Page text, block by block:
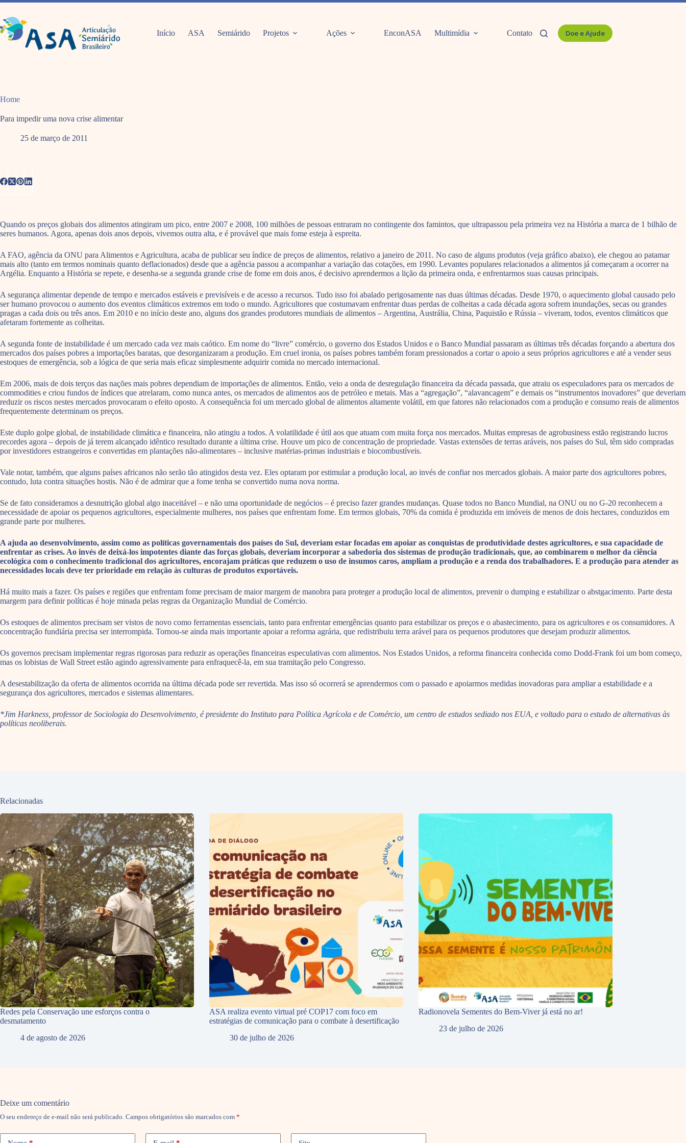
Pular
o
conteúdo
Início ASA Semiárido Projetos Ações EnconASA Multimídia Contato Doe e Ajude
Home
Para impedir uma nova crise alimentar
25 de março de 2011
Quando os preços globais dos alimentos atingiram um pico, entre 2007 e 2008, 100 milhões de pessoas entraram no contingente dos famintos, que ultrapassou pela primeira vez na História a marca de 1 bilhão de
seres humanos. Agora, apenas dois anos depois, vivemos outra alta, e é provável que mais fome esteja à espreita.
A FAO, agência da ONU para Alimentos e Agricultura, acaba de publicar seu índice de preços de alimentos, relativo a janeiro de 2011. No caso de alguns produtos (veja gráfico abaixo), ele chegou ao patamar
mais alto (tanto em termos nominais quanto deflacionados) desde que a agência passou a acompanhar a variação das cotações, em 1990. Levantes populares relacionados a alimentos já começaram a ocorrer na
Argélia. Enquanto a História se repete, e desenha-se a segunda grande crise de fome em dois anos, é decisivo aprendermos a lição da primeira onda, e enfrentarmos suas causas principais.
A segurança alimentar depende de tempo e mercados estáveis e previsíveis e de acesso a recursos. Tudo isso foi abalado perigosamente nas duas últimas décadas. Desde 1970, o aquecimento global causado pelo
ser humano provocou o aumento dos eventos climáticos extremos em todo o mundo. Agricultores que costumavam enfrentar duas perdas de colheitas a cada década agora sofrem inundações, secas ou grandes
pragas a cada dois ou três anos. Em 2010 e no início deste ano, alguns dos grandes produtores mundiais de alimentos – Argentina, Austrália, China, Paquistão e Rússia – viveram, todos, eventos climáticos que
afetaram fortemente as colheitas.
A segunda fonte de instabilidade é um mercado cada vez mais caótico. Em nome do “livre” comércio, o governo dos Estados Unidos e o Banco Mundial passaram as últimas três décadas forçando a abertura dos
mercados dos países pobres a importações baratas, que desorganizaram a produção. Em cruel ironia, os países pobres também foram pressionados a cortar o apoio a seus próprios agricultores e até a vender seus
estoques de emergência, sob a lógica de que seria mais eficaz simplesmente adquirir comida no mercado internacional.
Em 2006, mais de dois terços das nações mais pobres dependiam de importações de alimentos. Então, veio a onda de desregulação financeira da década passada, que atraiu os especuladores para os mercados de
commodities e criou fundos de índices que atrelaram, como nunca antes, os mercados de alimentos aos de petróleo e metais. Mas a “agregação”, “alavancagem” e demais os “instrumentos inovadores” que deveriam
reduzir os riscos nestes mercados provocaram o efeito oposto. A consequência foi um mercado global de alimentos altamente volátil, em que fatores não relacionados com a produção e consumo reais de alimentos
frequentemente determinam os preços.
Este duplo golpe global, de instabilidade climática e financeira, não atingiu a todos. A volatilidade é útil aos que atuam com muita força nos mercados. Muitas empresas de agrobusiness estão registrando lucros
recordes agora – depois de já terem alcançado idêntico resultado durante a última crise. Houve um pico de concentração de propriedade. Vastas extensões de terras aráveis, nos países do Sul, têm sido compradas
por investidores estrangeiros e convertidas em plantações não-alimentares – inclusive matérias-primas industriais e biocombustíveis.
Vale notar, também, que alguns países africanos não serão tão atingidos desta vez. Eles optaram por estimular a produção local, ao invés de confiar nos mercados globais. A maior parte dos agricultores pobres,
contudo, luta contra situações hostis. Não é de admirar que a fome tenha se convertido numa nova norma.
Se de fato consideramos a desnutrição global algo inaceitável – e não uma oportunidade de negócios – é preciso fazer grandes mudanças. Quase todos no Banco Mundial, na ONU ou no G-20 reconhecem a
necessidade de apoiar os pequenos agricultores, especialmente mulheres, nos países que enfrentam fome. Em termos globais, 70% da comida é produzida em imóveis de menos de dois hectares, conduzidos em
grande parte por mulheres.
A ajuda ao desenvolvimento, assim como as políticas governamentais dos países do Sul, deveriam estar focadas em apoiar as conquistas de produtividade destes agricultores, e sua capacidade de
enfrentar as crises. Ao invés de deixá-los impotentes diante das forças globais, deveriam incorporar a sabedoria dos sistemas de produção tradicionais, que, ao combinarem o melhor da ciência
ecológica com o conhecimento tradicional dos agricultores, encorajam práticas que reduzem o uso de insumos caros, ampliam a produção e a renda dos trabalhadores. E a produção para atender as
necessidades locais deve ter prioridade em relação às culturas de produtos exportáveis.
Há muito mais a fazer. Os países e regiões que enfrentam fome precisam de maior margem de manobra para proteger a produção local de alimentos, prevenir o dumping e estabilizar o abstgacimento. Parte desta
margem para definir políticas é hoje minada pelas regras da Organização Mundial de Comércio.
Os estoques de alimentos precisam ser vistos de novo como ferramentas essenciais, tanto para enfrentar emergências quanto para estabilizar os preços e o abastecimento, para os agricultores e os consumidores. A
concentração fundiária precisa ser interrompida. Tornou-se ainda mais importante apoiar a reforma agrária, que redistribuiu terra arável para os pequenos produtores que desejam produzir alimentos.
Os governos precisam implementar regras rigorosas para reduzir as operações financeiras especulativas com alimentos. Nos Estados Unidos, a reforma financeira conhecida como Dodd-Frank foi um bom começo,
mas os lobistas de Wall Street estão agindo agressivamente para enfraquecê-la, em sua tramitação pelo Congresso.
A desestabilização da oferta de alimentos ocorrida na última década pode ser revertida. Mas isso só ocorrerá se aprendermos com o passado e apoiarmos medidas inovadoras para ampliar a estabilidade e a
segurança dos agricultores, mercados e sistemas alimentares.
*Jim Harkness, professor de Sociologia do Desenvolvimento, é presidente do Instituto para Política Agrícola e de Comércio, um centro de estudos sediado nos EUA, e voltado para o estudo de alternativas às
políticas neoliberais.
Relacionadas
Redes pela Conservação une esforços contra o
desmatamento
4 de agosto de 2026
ASA realiza evento virtual pré COP17 com foco em
estratégias de comunicação para o combate à desertificação
30 de julho de 2026
Radionovela Sementes do Bem-Viver já está no ar!
23 de julho de 2026
Deixe um comentário
O seu endereço de e-mail não será publicado. Campos obrigatórios são marcados com *